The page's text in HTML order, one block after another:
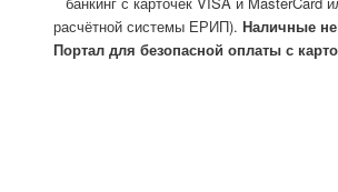
расчётной системы ЕРИП). Наличные
Портал для безопасной оплаты с